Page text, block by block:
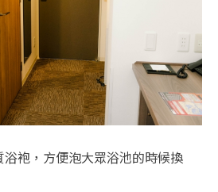
袍，方便泡大眾浴池的時候換